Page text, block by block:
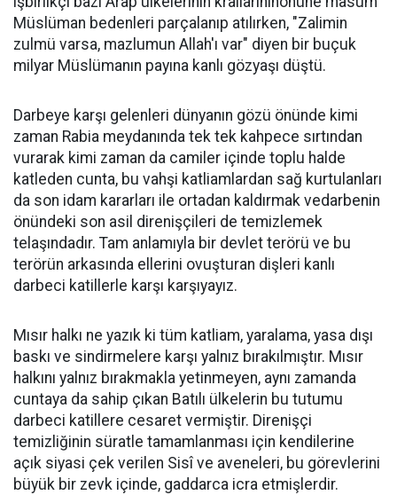
Müslüman bedenleri parçalanıp atılırken, "Zalimin
zulmü varsa, mazlumun Allah'ı var" diyen bir buçuk
milyar Müslümanın payına kanlı gözyaşı düştü.
Darbeye karşı gelenleri dünyanın gözü önünde kimi
zaman Rabia meydanında tek tek kahpece sırtından
vurarak kimi zaman da camiler içinde toplu halde
katleden cunta, bu vahşi katliamlardan sağ kurtulanları
da son idam kararları ile ortadan kaldırmak vedarbenin
önündeki son asil direnişçileri de temizlemek
telaşındadır. Tam anlamıyla bir devlet terörü ve bu
terörün arkasında ellerini ovuşturan dişleri kanlı
darbeci katillerle karşı karşıyayız.
Mısır halkı ne yazık ki tüm katliam, yaralama, yasa dışı
baskı ve sindirmelere karşı yalnız bırakılmıştır. Mısır
halkını yalnız bırakmakla yetinmeyen, aynı zamanda
cuntaya da sahip çıkan Batılı ülkelerin bu tutumu
darbeci katillere cesaret vermiştir. Direnişçi
temizliğinin süratle tamamlanması için kendilerine
açık siyasi çek verilen Sisî ve aveneleri, bu görevlerini
büyük bir zevk içinde, gaddarca icra etmişlerdir.